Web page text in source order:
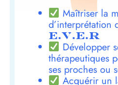
Maîtriser la
d’interprétation
E.V.E.R
Développer
thérapeutiques
ses proches ou
Acquérir un